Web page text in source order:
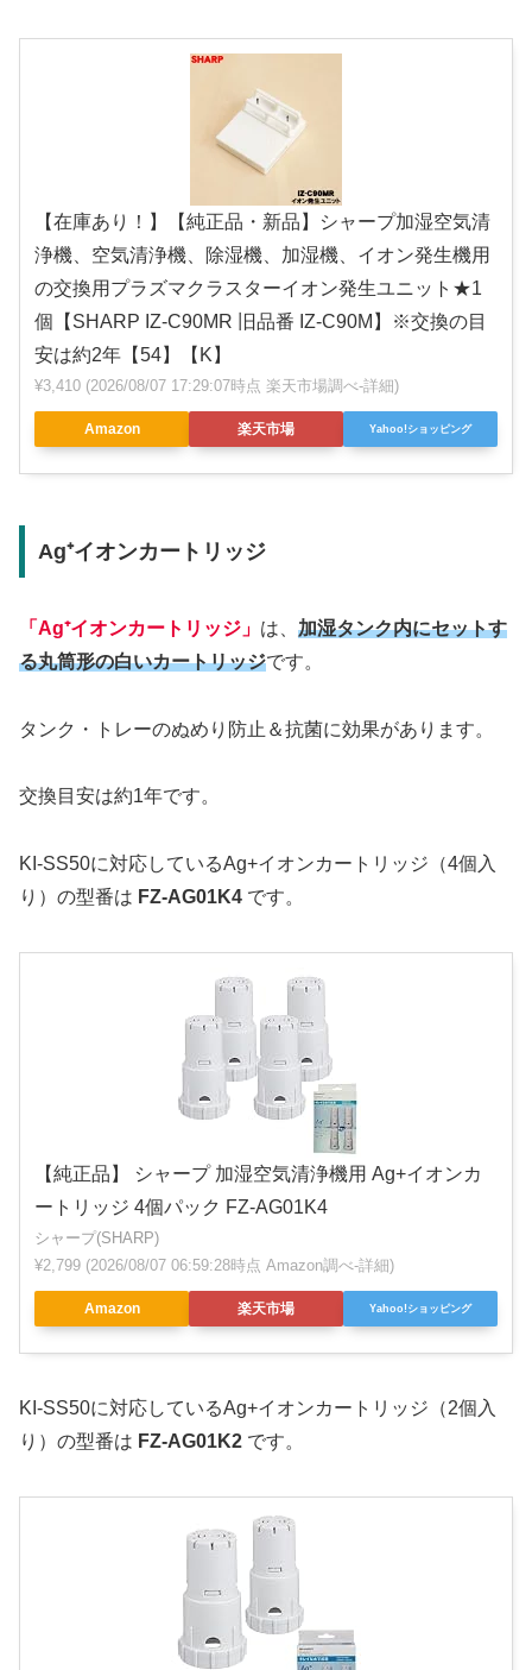
【在庫あり！】【純正品・新品】シャープ加湿空気清
浄機、空気清浄機、除湿機、加湿機、イオン発生機用
の交換用プラズマクラスターイオン発生ユニット★1
個【SHARP IZ-C90MR 旧品番 IZ-C90M】※交換の目
安は約2年【54】【K】
¥3,410 (2026/08/07 17:29:07時点 楽天市場調べ-詳細)
Amazon 楽天市場 Yahoo!ショッピング
Ag⁺イオンカートリッジ
「Ag⁺イオンカートリッジ」 は、 加湿タンク内にセットす
る丸筒形の白いカートリッジです。
タンク・トレーのぬめり防止＆抗菌に効果があります。
交換目安は約1年です。
KI-SS50に対応しているAg+イオンカートリッジ（4個入
り）の型番は FZ-AG01K4 です。
【純正品】 シャープ 加湿空気清浄機用 Ag+イオンカ
ートリッジ 4個パック FZ-AG01K4
シャープ(SHARP)
¥2,799 (2026/08/07 06:59:28時点 Amazon調べ-詳細)
Amazon 楽天市場 Yahoo!ショッピング
KI-SS50に対応しているAg+イオンカートリッジ（2個入
り）の型番は FZ-AG01K2 です。